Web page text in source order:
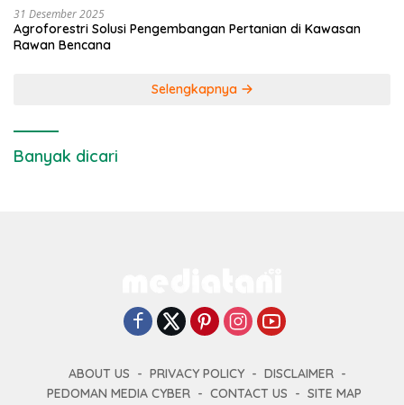
31 Desember 2025
Agroforestri Solusi Pengembangan Pertanian di Kawasan
Rawan Bencana
Selengkapnya
Banyak dicari
ABOUT US PRIVACY POLICY
DISCLAIMER
PEDOMAN MEDIA CYBER
CONTACT US SITE MAP